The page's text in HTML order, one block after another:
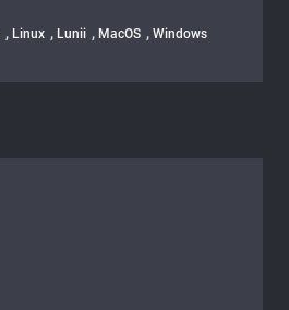
, Linux , Lunii , MacOS , Windows